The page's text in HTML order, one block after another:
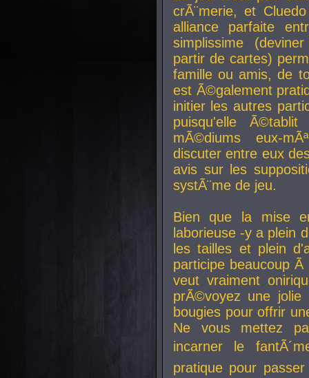
crÃ¨merie, et
alliance parfaite
simplissime
partir de cartes)
famille ou amis, de
est Ã©galement
initier les autres
puisqu'elle
mÃ©diums eux-
discuter entre eux
avis sur les
systÃ¨me de jeu.
Bien que la mise
laborieuse -y a plein
les tailles et plein
participe beaucoup
veut vraiment
prÃ©voyez une
bougies pour offrir
Ne vous mettez
incarner le
pratique pour